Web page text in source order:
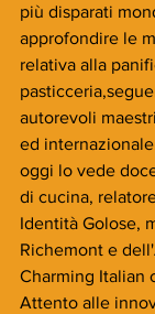
più disparati
approfondire le
relativa alla
autorevoli
ed
oggi lo vede
di cucina,
Identità Golose,
Richemont e
Charming Italian
Attento alle